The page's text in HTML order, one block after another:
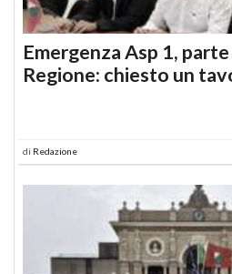
Emergenza Asp 1,
Regione: chiesto un
di Redazione